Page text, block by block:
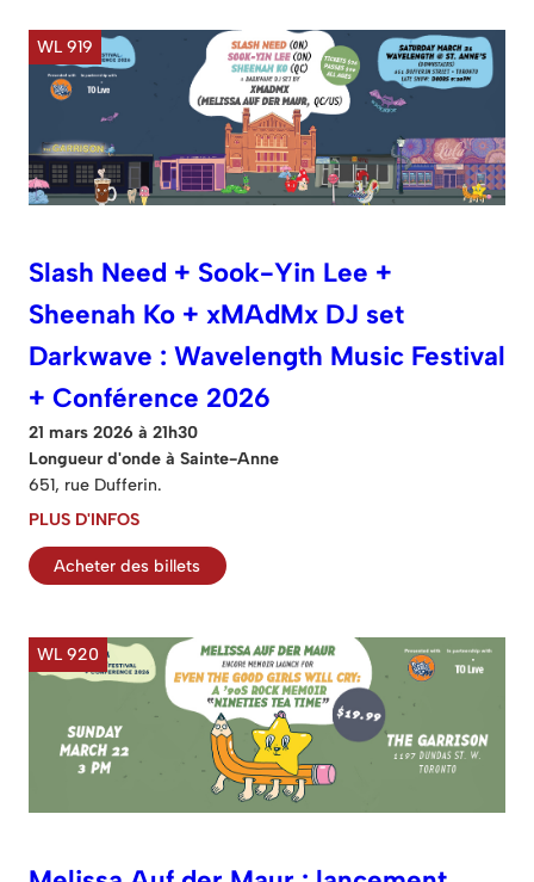
WL 919
Slash Need + Sook-Yin Lee +
Sheenah Ko + xMAdMx DJ set
Darkwave : Wavelength Music Festival
+ Conférence 2026
21 mars 2026 à 21h30
Longueur d'onde à Sainte-Anne
651, rue Dufferin.
PLUS D'INFOS
Acheter des billets
WL 920